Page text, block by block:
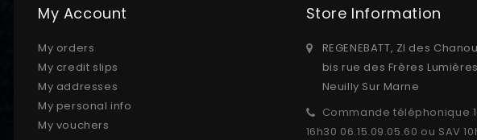
My Account
My orders
My credit slips
My addresses
My personal info
My vouchers
Store Information
REGENEBATT, ZI des
bis rue des Frères
Neuilly Sur Marne
Commande téléphonique
16h30 06.15.09.05.60 ou SAV